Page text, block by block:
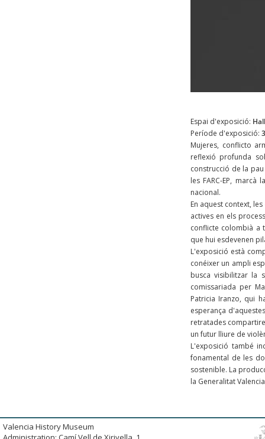
Espai d'exposició:
Període d'exposició:
Mujeres, conflicto
reflexió profunda
construcció de la
les FARC-EP,
nacional.
En aquest context,
actives en els
conflicte colombià a
que hui esdevenen
L'exposició està
conéixer un ampli
busca visibilitzar la
comissariada per
Patricia Iranzo, qui
esperança
retratades
un futur lliure de
L'exposició també
fonamental de les
sostenible. La
la Generalitat
Valencia History Museum